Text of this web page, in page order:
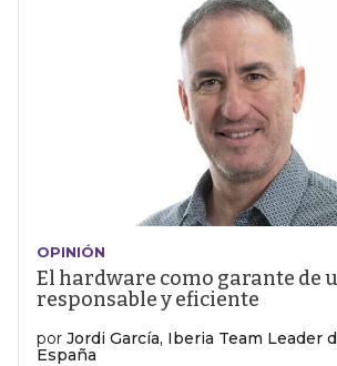
OPINIÓN
El hardware como garante de
responsable y eficiente
por Jordi García, Iberia Team Leader
España